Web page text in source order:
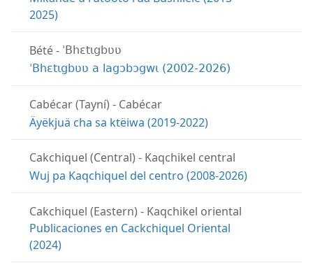
2025)
Bété- ˈBhɛtɩgbʋʋ
ˈBhɛtɩgbʋʋ a lagɔbɔgwɩ (2002-2026)
Cabécar (Tayní) - Cabécar
Äyëkjuä cha sa ktëiwa (2019-2022)
Cakchiquel (Central) - Kaqchikel central
Wuj pa Kaqchiquel del centro (2008-2026)
Cakchiquel (Eastern) - Kaqchikel oriental
Publicaciones en Cackchiquel Oriental
(2024)